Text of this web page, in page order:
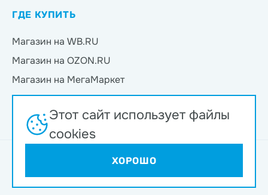
ГДЕ КУПИТЬ
Магазин на WB.RU
Магазин на OZON.RU
Магазин на МегаМаркет
Магазин на Яндекс.Маркет
Магазин на Магнит Маркет
Интернет-магазин ND Play © 2026
Этот сайт использует файлы
cookies
ХОРОШО